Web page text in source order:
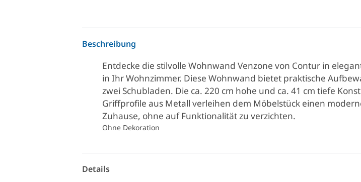
Beschreibung
Entdecke die stilvolle Wohnwand Venzone von Contur in
in Ihr Wohnzimmer. Diese Wohnwand bietet praktische
zwei Schubladen. Die ca. 220 cm hohe und ca. 41 cm tiefe
Griffprofile aus Metall verleihen dem Möbelstück einen
Zuhause, ohne auf Funktionalität zu verzichten.
Ohne Dekoration
Details